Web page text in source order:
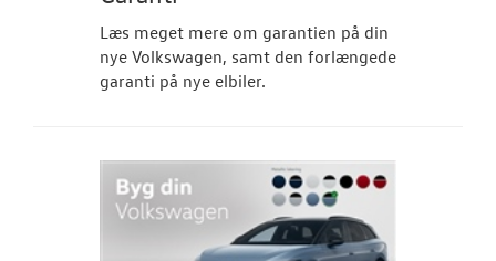
Aktuelt
JOB OG
Læs meget mere om garantien på din
nye Volkswagen, samt den forlængede
garanti på nye elbiler.